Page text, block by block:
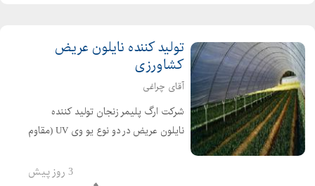
تولید کننده نایلون عریض
کشاورزی
آقای چراغی
شرکت ارگ پلیمر زنجان تولید کننده
نایلون عریض در دو نوع یو وی UV (مقاوم
تولیدکننده انواع نایلون های مخصوص
3 روز پیش